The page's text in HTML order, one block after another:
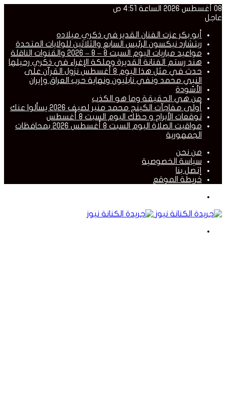
08 أغسطس 2026 الساعة 4:51 ص
عاجل
أبو بكر عزت الفنان القدير في ذكري ميلاده
ريتشارد نيكسون الرئيس السابع والثلاثين للولايات المتحدة
مواعيد مباريات اليوم السبت 8 – 8 – 2026 والقنوات الناقلة
هند رستم الفنانة القديرة وملكة الإغراء في ذكري رحيلها
حدث في مثل هذا اليوم 8 أغسطس نزول القرآن على
النبي محمد ونفي نابليون ونهاية حرب العراق وإيران
الأسّودة
من هي الحقيقة وما هو الكذب
أولى مفاجآت الكينج محمد منير لصيف 2026 يسألوا عنك
توقعات الأبراج و حظك اليوم السبت 8 أغسطس
مواقيت الصلاة اليوم السبت 8 أغسطس 2026 بمحافظات
الجمهورية
من نحن
سياسة الخصوصية
إتصل بنا
خريطة الموقع